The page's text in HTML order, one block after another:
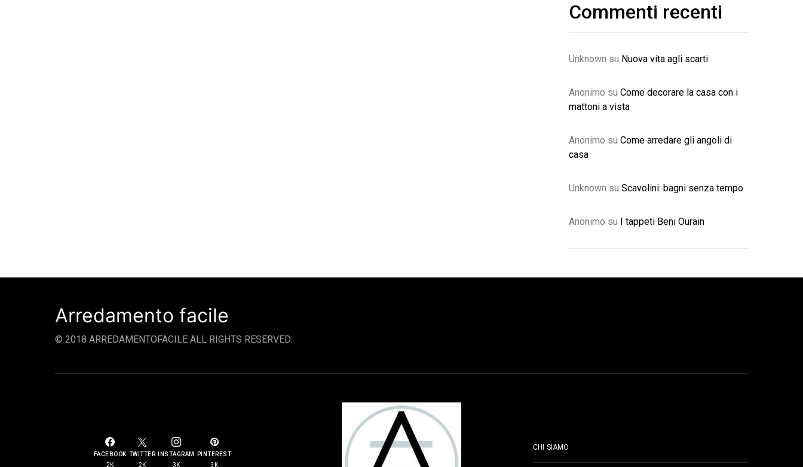
Commenti recenti
Unknown su Nuova vita agli scarti
Anonimo su Come decorare la casa con i
mattoni a vista
Anonimo su Come arredare gli angoli di
casa
Unknown su Scavolini: bagni senza tempo
Anonimo su I tappeti Beni Ourain
Arredamento facile
© 2018 ARREDAMENTOFACILE ALL RIGHTS RESERVED.
FACEBOOK
2K
TWITTER
2K
INSTAGRAM
3K
PINTEREST
3K
CHI SIAMO